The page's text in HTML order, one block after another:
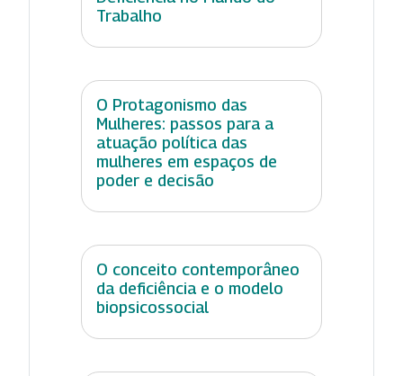
Trabalho
O Protagonismo das
Mulheres: passos para a
atuação política das
mulheres em espaços de
poder e decisão
O conceito contemporâneo
da deficiência e o modelo
biopsicossocial